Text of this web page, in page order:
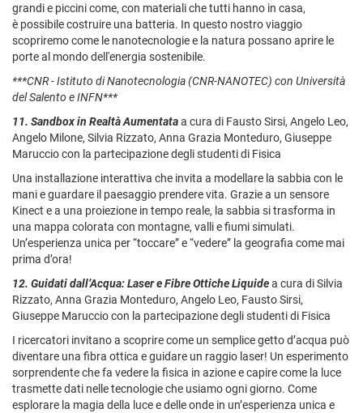
grandi e piccini come, con materiali che tutti hanno in casa,
è possibile costruire una batteria. In questo nostro viaggio
scopriremo come le nanotecnologie e la natura possano aprire le
porte al mondo dell'energia sostenibile.
***CNR - Istituto di Nanotecnologia (CNR-NANOTEC) con Università
del Salento e INFN***
11. Sandbox in Realtà Aumentataa cura di Fausto Sirsi, Angelo Leo,
Angelo Milone, Silvia Rizzato, Anna Grazia Monteduro, Giuseppe
Maruccio con la partecipazione degli studenti di Fisica
Una installazione interattiva che invita a modellare la sabbia con le
mani e guardare il paesaggio prendere vita. Grazie a un sensore
Kinect e a una proiezione in tempo reale, la sabbia si trasforma in
una mappa colorata con montagne, valli e fiumi simulati.
Un’esperienza unica per “toccare” e “vedere” la geografia come mai
prima d’ora!
12. Guidati dall’Acqua: Laser e Fibre Ottiche Liquidea cura di Silvia
Rizzato, Anna Grazia Monteduro, Angelo Leo, Fausto Sirsi,
Giuseppe Maruccio con la partecipazione degli studenti di Fisica
I ricercatori invitano a scoprire come un semplice getto d’acqua può
diventare una fibra ottica e guidare un raggio laser! Un esperimento
sorprendente che fa vedere la fisica in azione e capire come la luce
trasmette dati nelle tecnologie che usiamo ogni giorno. Come
esplorare la magia della luce e delle onde in un’esperienza unica e